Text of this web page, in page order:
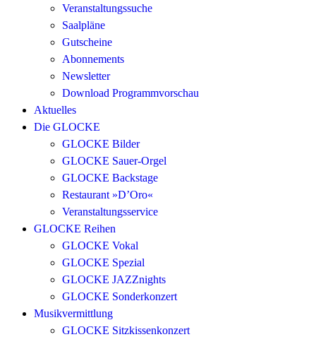
Veranstaltungssuche
Saalpläne
Gutscheine
Abonnements
Newsletter
Download Programmvorschau
Aktuelles
Die GLOCKE
GLOCKE Bilder
GLOCKE Sauer-Orgel
GLOCKE Backstage
Restaurant »D’Oro«
Veranstaltungsservice
GLOCKE Reihen
GLOCKE Vokal
GLOCKE Spezial
GLOCKE JAZZnights
GLOCKE Sonderkonzert
Musikvermittlung
GLOCKE Sitzkissenkonzert